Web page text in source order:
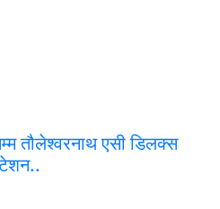
तौलेश्वरनाथ एसी डिलक्स